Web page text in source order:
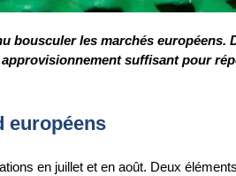
les marchés
suffisant pour
européens
en juillet et en août. Deux